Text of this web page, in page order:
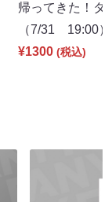
帰ってきた！タ
（7/31 19:00）
¥1300 (税込)